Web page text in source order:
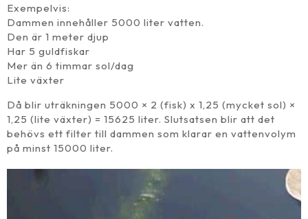
Exempelvis:
Dammen innehåller 5000 liter vatten.
Den är 1 meter djup
Har 5 guldfiskar
Mer än 6 timmar sol/dag
Lite växter
Då blir uträkningen 5000 × 2 (fisk) x 1,25 (mycket sol) ×
1,25 (lite växter) = 15625 liter. Slutsatsen blir att det
behövs ett filter till dammen som klarar en vattenvolym
på minst 15000 liter.